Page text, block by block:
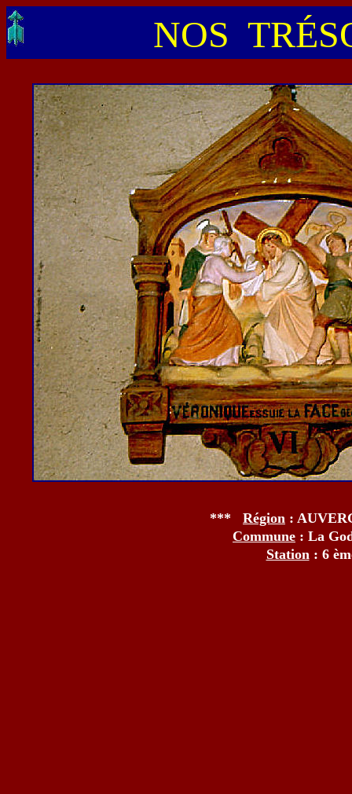
NOS
*** Région :
Commune : La
Station: 6